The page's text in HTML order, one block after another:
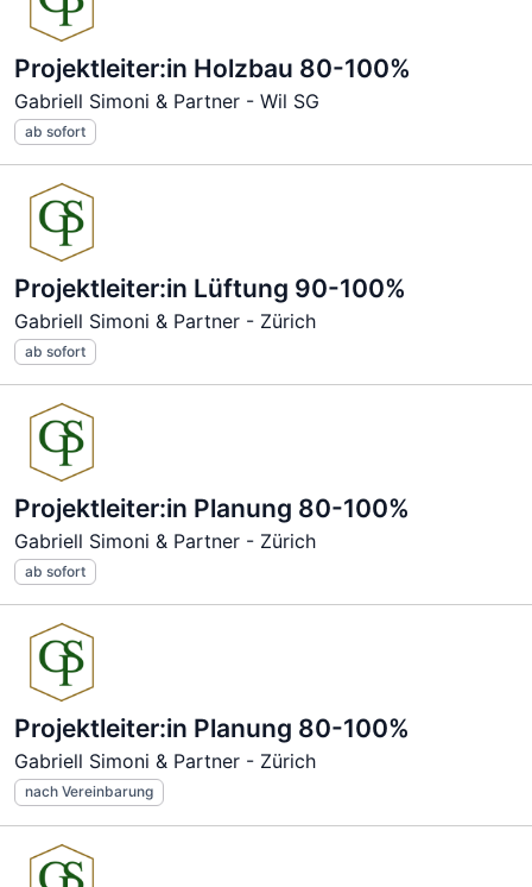
Projektleiter:in Holzbau 80-100%
Gabriell Simoni & Partner - Wil SG
ab sofort
Projektleiter:in Lüftung 90-100%
Gabriell Simoni & Partner - Zürich
ab sofort
Projektleiter:in Planung 80-100%
Gabriell Simoni & Partner - Zürich
ab sofort
Projektleiter:in Planung 80-100%
Gabriell Simoni & Partner - Zürich
nach Vereinbarung